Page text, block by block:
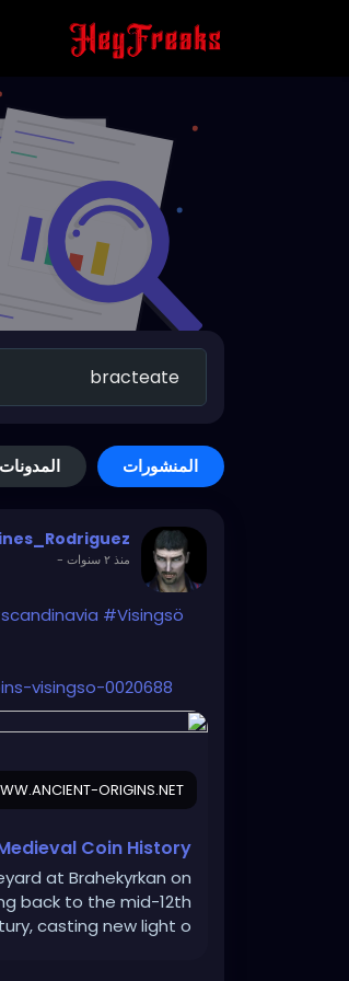
المنشورات المدونات
منذ ٢ سنوات -
#Visingsö
visingso-0020688
ORIGINS.NET
Coin History
at Brahekyrkan on
back to the mid-12th
casting new light o